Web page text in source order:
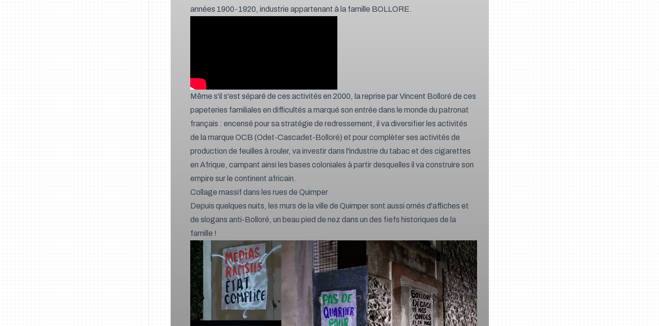
années 1900-1920, industrie appartenant à la famille BOLLORE.
Même s'il s'est séparé de ces activités en 2000, la reprise par Vincent Bolloré de ces
papeteries familiales en difficultés a marqué son entrée dans le monde du patronat
français : encensé pour sa stratégie de redressement, il va diversifier les activités
de la marque OCB (Odet-Cascadet-Bolloré) et pour complèter ses activités de
production de feuilles à rouler, va investir dans l'industrie du tabac et des cigarettes
en Afrique, campant ainsi les bases coloniales à partir desquelles il va construire son
empire sur le continent africain.
Collage massif dans les rues de Quimper
Depuis quelques nuits, les murs de la ville de Quimper sont aussi ornés d'affiches et
de slogans anti-Bolloré, un beau pied de nez dans un des fiefs historiques de la
famille !